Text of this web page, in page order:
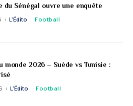
du Sénégal ouvre une enquête
L'Édito Football
monde 2026 – Suède vs Tunisie :
L'Édito Football